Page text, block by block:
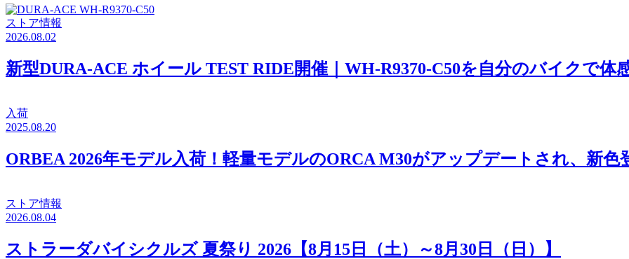
ストア情報
2026.08.02
新型DURA-ACE ホイール TEST RIDE開催｜WH-R9370-C50を自分のバイクで体
入荷
2025.08.20
ORBEA 2026年モデル入荷！軽量モデルのORCA M30がアップデートされ、新色
ストア情報
2026.08.04
ストラーダバイシクルズ 夏祭り 2026【8月15日（土）～8月30日（日）】